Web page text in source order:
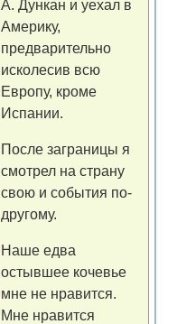
А. Дункан и уехал в
Америку,
предварительно
исколесив всю
Европу, кроме
Испании.
После заграницы я
смотрел на страну
свою и события по-
другому.
Наше едва
остывшее кочевье
мне не нравится.
Мне нравится